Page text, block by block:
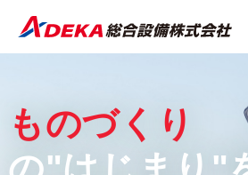
ものづくり